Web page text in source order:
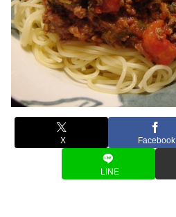
X Facebook
LINE